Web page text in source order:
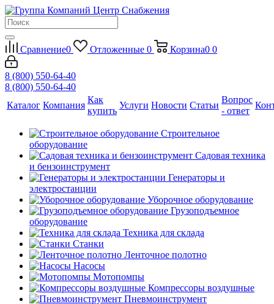
Сравнение0 Отложенные 0 Корзина0 0
8 (800) 550-64-40
8 (800) 550-64-40
Каталог Компания
Как
купить
Услуги Новости Статьи
Вопрос
- ответ
Строительное
оборудование
Садовая техника
и бензоинструмент
Генераторы и
электростанции
Уборочное оборудование
Грузоподъемное
оборудование
Техника для склада
Станки
Ленточное полотно
Насосы
Мотопомпы
Компрессоры воздушные
Пневмоинструмент